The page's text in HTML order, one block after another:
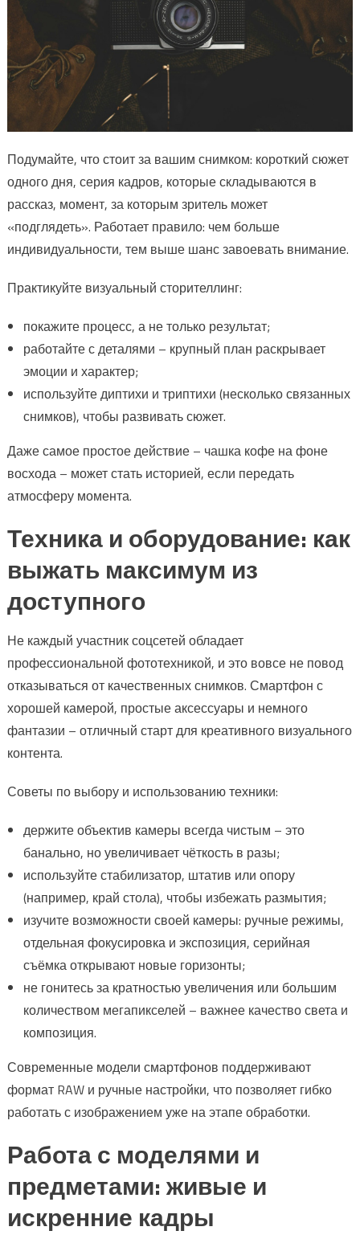
Подумайте, что стоит за вашим снимком: короткий сюжет
одного дня, серия кадров, которые складываются в
рассказ, момент, за которым зритель может
«подглядеть». Работает правило: чем больше
индивидуальности, тем выше шанс завоевать внимание.
Практикуйте визуальный сторителлинг:
покажите процесс, а не только результат;
работайте с деталями – крупный план раскрывает
эмоции и характер;
используйте диптихи и триптихи (несколько связанных
снимков), чтобы развивать сюжет.
Даже самое простое действие – чашка кофе на фоне
восхода – может стать историей, если передать
атмосферу момента.
Техника и оборудование: как
выжать максимум из
доступного
Не каждый участник соцсетей обладает
профессиональной фототехникой, и это вовсе не повод
отказываться от качественных снимков. Смартфон с
хорошей камерой, простые аксессуары и немного
фантазии – отличный старт для креативного визуального
контента.
Советы по выбору и использованию техники:
держите объектив камеры всегда чистым – это
банально, но увеличивает чёткость в разы;
используйте стабилизатор, штатив или опору
(например, край стола), чтобы избежать размытия;
изучите возможности своей камеры: ручные режимы,
отдельная фокусировка и экспозиция, серийная
съёмка открывают новые горизонты;
не гонитесь за кратностью увеличения или большим
количеством мегапикселей – важнее качество света и
композиция.
Современные модели смартфонов поддерживают
формат RAW и ручные настройки, что позволяет гибко
работать с изображением уже на этапе обработки.
Работа с моделями и
предметами: живые и
искренние кадры